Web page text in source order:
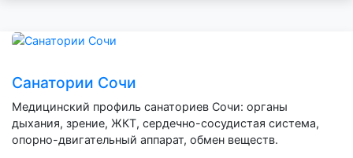
Санатории Сочи
Медицинский профиль санаториев Сочи: органы
дыхания, зрение, ЖКТ, сердечно-сосудистая система,
опорно-двигательный аппарат, обмен веществ.